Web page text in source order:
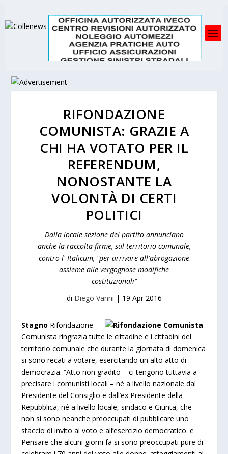
RIFONDAZIONE
COMUNISTA: GRAZIE A
CHI HA VOTATO PER IL
REFERENDUM,
NONOSTANTE LA
VOLONTÀ DI CERTI
POLITICI
Dalla locale sezione del partito annunciano
anche la raccolta firme, sul territorio comunale,
contro l' Italicum, "per arrivare all'abrogazione
assieme alle vergognose modifiche
costituzionali"
di Diego Vanni | 19 Apr 2016
Stagno Rifondazione
Comunista ringrazia tutte le cittadine e i cittadini del
territorio comunale che durante la giornata di domenica
si sono recati a votare, esercitando un alto atto di
democrazia. “Atto non gradito – ci tengono tuttavia a
precisare i comunisti locali – né a livello nazionale dal
Presidente del Consiglio e dall’ex Presidente della
Repubblica, né a livello locale, sindaco e Giunta, che
non si sono neanche preoccupati di pubblicare uno
staccio di invito al voto e all’esercizio democratico. e
Pensare che alcuni giorni fa si sono preoccupati pure di